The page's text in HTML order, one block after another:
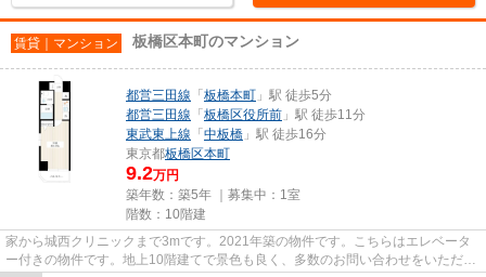
賃貸｜マンション 板橋区本町のマンション
都営三田線 「 板橋本町 」駅 徒歩5分
都営三田線 「 板橋区役所前 」駅 徒歩11分
東武東上線 「 中板橋 」駅 徒歩16分
東京都板橋区本町
9.2万円
築年数：築5年 ｜募集中： 1室
階数：10階建
家から城西クリニックまで3mです。2021年築の物件です。こちらはエレベータ
ー付きの物件です。地上10階建てで景色も良く、多数のお問い合わせをいただい